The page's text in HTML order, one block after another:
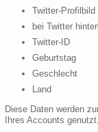
Twitter-Profilbild
bei Twitter
Twitter-ID
Geburtstag
Geschlecht
Land
Diese Daten werden
Ihres Accounts genutzt.